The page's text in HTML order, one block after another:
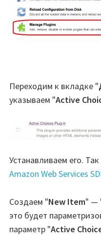
Переходим к вкладке "
указываем "Active
Устанавливаем его.
Amazon Web Services
Создаем "New Item" —
это будет
параметр "Active